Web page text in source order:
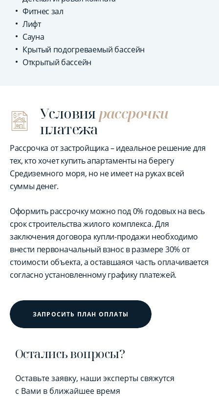
Фитнес зал
Лифт
Сауна
Крытый подогреваемый бассейн
Открытый бассейн
Условиярассрочки
платежа
Рассрочка от застройщика – идеальное решение для
тех, кто хочет купить апартаменты на берегу
Средиземного моря, но не имеет на руках всей
суммы денег.
Оформить рассрочку можно под 0% годовых на весь
срок строительства жилого комплекса. Для
заключения договора купли-продажи необходимо
внести первоначальный взнос в размере 30% от
стоимости объекта, а оставшаяся часть оплачивается
согласно установленному графику платежей.
ЗАПРОСИТЬ ПЛАН ОПЛАТЫ
Остались вопросы?
Оставьте заявку, наши эксперты свяжутся
с Вами в ближайшее время